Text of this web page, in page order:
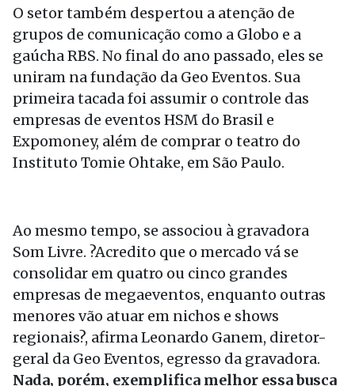
O setor também despertou a atenção de
grupos de comunicação como a Globo e a
gaúcha RBS. No final do ano passado, eles se
uniram na fundação da Geo Eventos. Sua
primeira tacada foi assumir o controle das
empresas de eventos HSM do Brasil e
Expomoney, além de comprar o teatro do
Instituto Tomie Ohtake, em São Paulo.
Ao mesmo tempo, se associou à gravadora
Som Livre. ?Acredito que o mercado vá se
consolidar em quatro ou cinco grandes
empresas de megaeventos, enquanto outras
menores vão atuar em nichos e shows
regionais?, afirma Leonardo Ganem, diretor-
geral da Geo Eventos, egresso da gravadora.
Nada, porém, exemplifica melhor essa busca